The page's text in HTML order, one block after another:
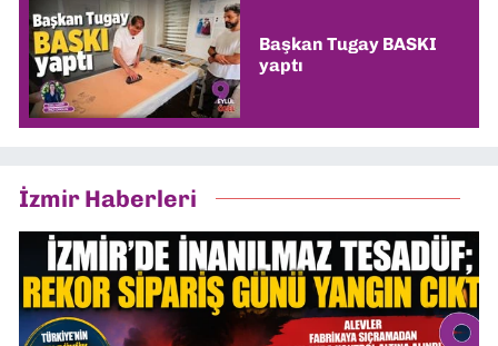
Başkan Tugay BASKI
yaptı
İzmir Haberleri